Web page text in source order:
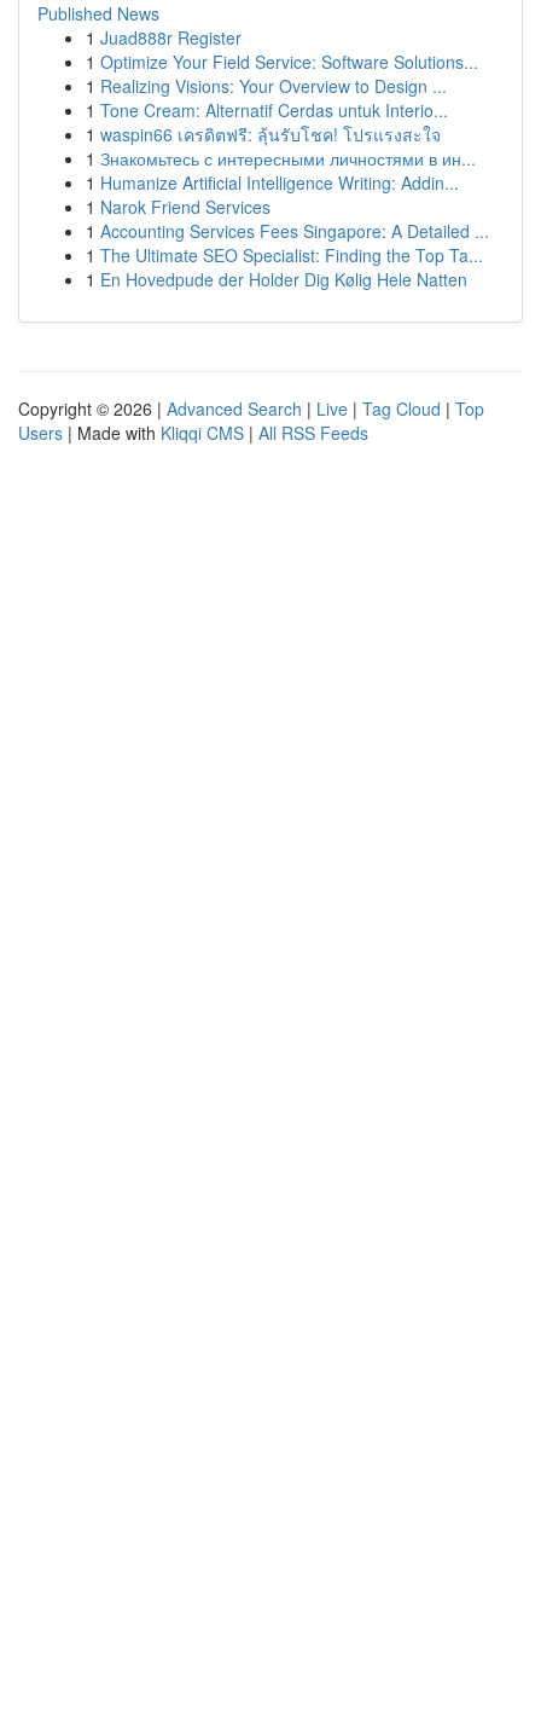
Published News
1 Juad888r Register
1 Optimize Your Field Service: Software Solutions...
1 Realizing Visions: Your Overview to Design ...
1 Tone Cream: Alternatif Cerdas untuk Interio...
1 waspin66 เครดิตฟรี: ลุ้นรับโชค! โปรแรงสะใจ
1 Знакомьтесь с интересными личностями в ин...
1 Humanize Artificial Intelligence Writing: Addin...
1 Narok Friend Services
1 Accounting Services Fees Singapore: A Detailed ...
1 The Ultimate SEO Specialist: Finding the Top Ta...
1 En Hovedpude der Holder Dig Kølig Hele Natten
Copyright © 2026 | Advanced Search | Live | Tag Cloud | Top
Users | Made with Kliqqi CMS | All RSS Feeds